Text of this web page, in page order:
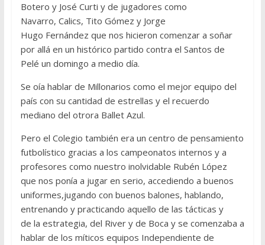
Botero y José Curti y de jugadores como
Navarro, Calics, Tito Gómez y Jorge
Hugo Fernández que nos hicieron comenzar a soñar
por allá en un histórico partido contra el Santos de
Pelé un domingo a medio día.
Se oía hablar de Millonarios como el mejor equipo del
país con su cantidad de estrellas y el recuerdo
mediano del otrora Ballet Azul.
Pero el Colegio también era un centro de pensamiento
futbolístico gracias a los campeonatos internos y a
profesores como nuestro inolvidable Rubén López
que nos ponía a jugar en serio, accediendo a buenos
uniformes,jugando con buenos balones, hablando,
entrenando y practicando aquello de las tácticas y
de la estrategia, del River y de Boca y se comenzaba a
hablar de los míticos equipos Independiente de